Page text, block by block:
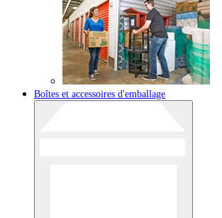
Boîtes et accessoires d'emballage